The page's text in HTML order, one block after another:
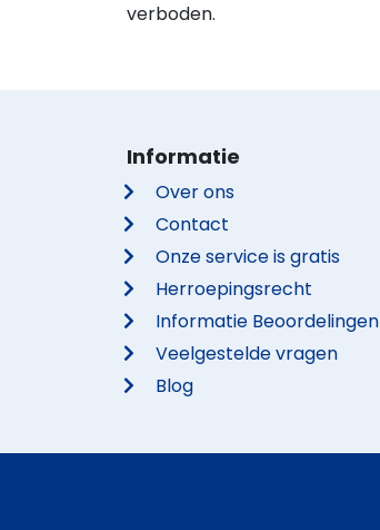
verboden.
Informatie
Over ons
Contact
Onze service is gratis
Herroepingsrecht
Informatie Beoordelingen
Veelgestelde vragen
Blog